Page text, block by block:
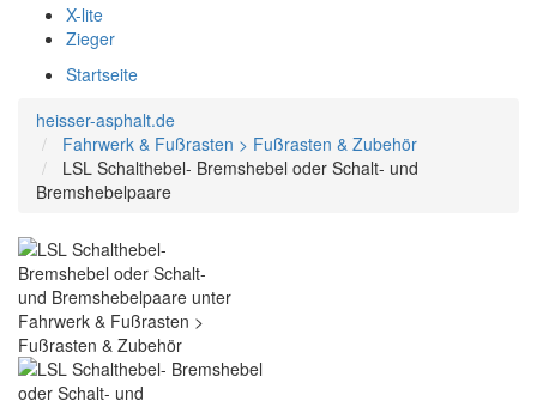
X-lite
Zieger
Startseite
heisser-asphalt.de
Fahrwerk & Fußrasten > Fußrasten & Zubehör
LSL Schalthebel- Bremshebel oder Schalt- und
Bremshebelpaare